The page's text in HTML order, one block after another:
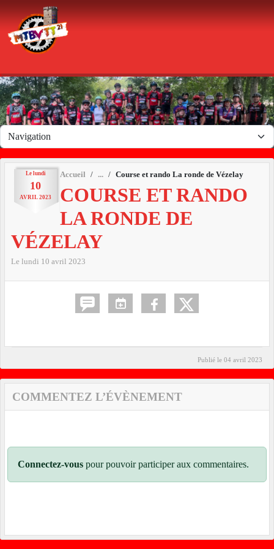
Le lundi
10
AVRIL 2023
Accueil Course et rando La ronde de Vézelay
COURSE ET RANDO
LA RONDE DE
VÉZELAY
Le lundi 10 avril 2023
Publié le 04 avril 2023
COMMENTEZ L’ÉVÈNEMENT
Connectez-vous pour pouvoir participer aux commentaires.
Panneau de gestion des cookies